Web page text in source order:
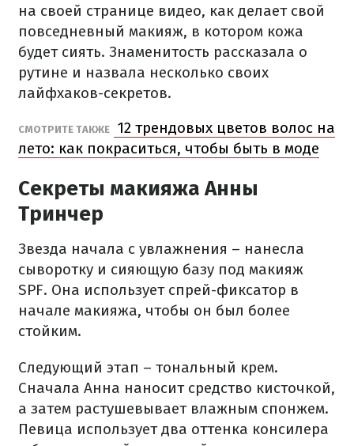
на своей странице видео, как делает свой
повседневный макияж, в котором кожа
будет сиять. Знаменитость рассказала о
рутине и назвала несколько своих
лайфхаков-секретов.
СМОТРИТЕ ТАКЖЕ
12 трендовых цветов волос на
лето: как покраситься, чтобы быть в моде
Секреты макияжа Анны
Тринчер
Звезда начала с увлажнения – нанесла
сыворотку и сияющую базу под макияж
SPF. Она использует спрей-фиксатор в
начале макияжа, чтобы он был более
стойким.
Следующий этап – тональный крем.
Сначала Анна наносит средство кисточкой,
а затем растушевывает влажным спонжем.
Певица использует два оттенка консилера